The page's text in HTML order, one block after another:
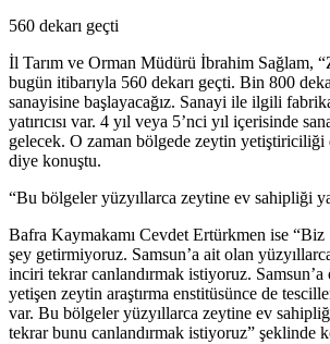
560 dekarı geçti
İl Tarım ve Orman Müdürü İbrahim Sağlam,
bugün itibarıyla 560 dekarı geçti. Bin 800
sanayisine başlayacağız. Sanayi ile ilgili
yatırıcısı var. 4 yıl veya 5’nci yıl içerisinde
gelecek. O zaman bölgede zeytin yetiştiriciliği
diye konuştu.
“Bu bölgeler yüzyıllarca zeytine ev sahipliği
Bafra Kaymakamı Cevdet Ertürkmen ise “Biz
şey getirmiyoruz. Samsun’a ait olan
inciri tekrar canlandırmak istiyoruz. Samsun’a
yetişen zeytin araştırma enstitüsünce de
var. Bu bölgeler yüzyıllarca zeytine ev
tekrar bunu canlandırmak istiyoruz” şeklinde